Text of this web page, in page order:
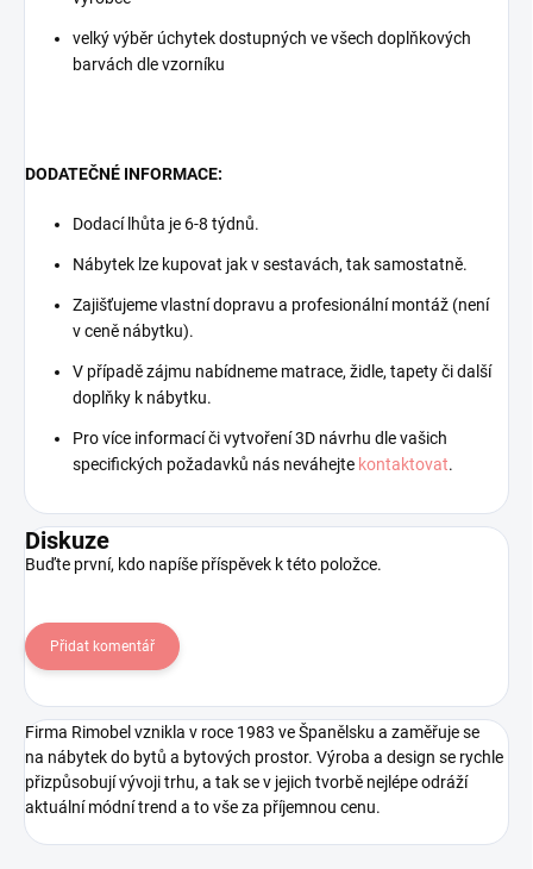
velký výběr úchytek dostupných ve všech doplňkových
barvách dle vzorníku
DODATEČNÉ INFORMACE:
Dodací lhůta je 6-8 týdnů.
Nábytek lze kupovat jak v sestavách, tak samostatně.
Zajišťujeme vlastní dopravu a profesionální montáž (není
v ceně nábytku).
V případě zájmu nabídneme matrace, židle, tapety či další
doplňky k nábytku.
Pro více informací či vytvoření 3D návrhu dle vašich
specifických požadavků nás neváhejte kontaktovat.
Diskuze
Buďte první, kdo napíše příspěvek k této položce.
Přidat komentář
Firma Rimobel vznikla v roce 1983 ve Španělsku a zaměřuje se
na nábytek do bytů a bytových prostor. Výroba a design se rychle
přizpůsobují vývoji trhu, a tak se v jejich tvorbě nejlépe odráží
aktuální módní trend a to vše za příjemnou cenu.